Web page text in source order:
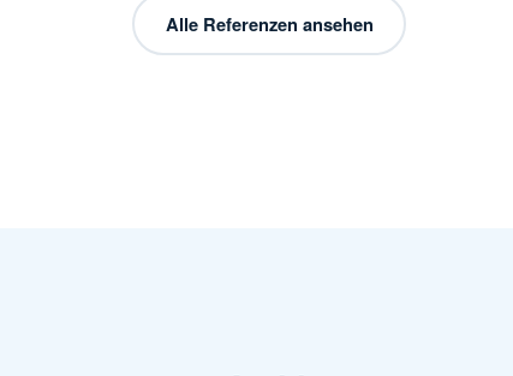
Alle Referenzen ansehen